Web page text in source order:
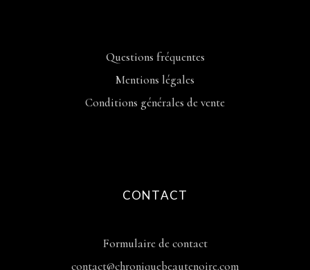
Questions fréquentes
Mentions légales
Conditions générales de vente
CONTACT
Formulaire de contact
contact@chroniquebeautenoire.com